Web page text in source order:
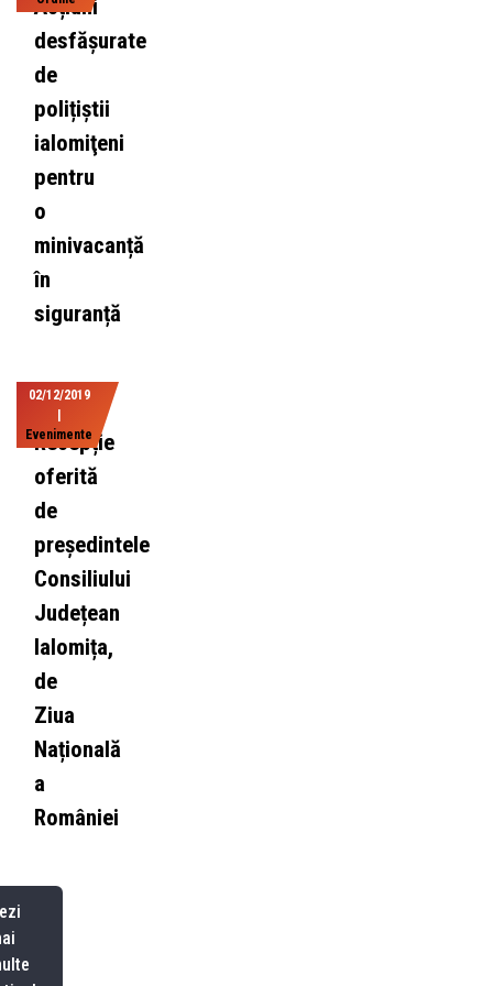
Acțiuni
desfășurate
de
polițiștii
ialomiţeni
pentru
o
minivacanță
în
siguranță
02/12/2019
Evenimente
Recepție
oferită
de
președintele
Consiliului
Județean
Ialomița,
de
Ziua
Națională
a
României